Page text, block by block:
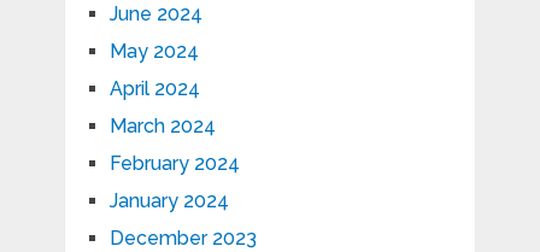
June 2024
May 2024
April 2024
March 2024
February 2024
January 2024
December 2023